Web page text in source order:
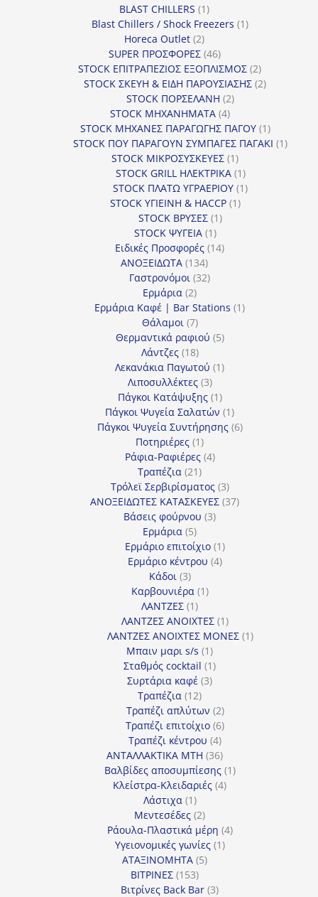
BLAST CHILLERS 11
προϊόν
Blast Chillers / Shock Freezers 11
Horeca Outlet 22
προϊόντα
SUPER ΠΡΟΣΦΟΡΕΣ 4646
προϊόντα
STOCK ΕΠΙΤΡΑΠΕΖΙΟΣ ΕΞΟΠΛΙΣΜΟΣ 22
προϊόντα
STOCK ΣΚΕΥΗ & ΕΙΔΗ ΠΑΡΟΥΣΙΑΣΗΣ 22
STOCK ΠΟΡΣΕΛΑΝΗ 22
STOCK ΜΗΧΑΝΗΜΑΤΑ 44
προϊόντα
STOCK ΜΗΧΑΝΕΣ ΠΑΡΑΓΩΓΗΣ ΠΑΓΟΥ 11
προϊόν
STOCK ΠΟΥ ΠΑΡΑΓΟΥΝ ΣΥΜΠΑΓΕΣ ΠΑΓΑΚΙ 11
STOCK ΜΙΚΡΟΣΥΣΚΕΥΕΣ 11
προϊόν
STOCK GRILL ΗΛΕΚΤΡΙΚΑ 11
προϊόν
STOCK ΠΛΑΤΩ ΥΓΡΑΕΡΙΟΥ 11
STOCK ΥΓΙΕΙΝΗ & HACCP 11
STOCK ΒΡΥΣΕΣ 11
STOCK ΨΥΓΕΙΑ 11
προϊόν
Ειδικές Προσφορές 1414
ΑΝΟΞΕΙΔΩΤΑ 134134
προϊόντα
Γαστρονόμοι 3232
Ερμάρια 22
προϊόντα
Ερμάρια Καφέ | Bar Stations 11
Θάλαμοι 77
προϊόντα
Θερμαντικά ραφιού 55
Λάντζες 1818
προϊόντα
Λεκανάκια Παγωτού 11
Λιποσυλλέκτες 33
προϊόντα
Πάγκοι Κατάψυξης 11
προϊόν
Πάγκοι Ψυγεία Σαλατών 11
προϊόν
Πάγκοι Ψυγεία Συντήρησης 66
Ποτηριέρες 11
προϊόν
Ράφια-Ραφιέρες 44
Τραπέζια 2121
προϊόντα
Τρόλεϊ Σερβιρίσματος 33
προϊόντα
ΑΝΟΞΕΙΔΩΤΕΣ ΚΑΤΑΣΚΕΥΕΣ 3737
Βάσεις φούρνου 33
Ερμάρια 55
προϊόντα
Ερμάριο επιτοίχιο 11
προϊόν
Ερμάριο κέντρου 44
Κάδοι 33
προϊόντα
Καρβουνιέρα 11
ΛΑΝΤΖΕΣ 11
προϊόν
ΛΑΝΤΖΕΣ ΑΝΟΙΧΤΕΣ 11
προϊόν
ΛΑΝΤΖΕΣ ΑΝΟΙΧΤΕΣ ΜΟΝΕΣ 11
Μπαιν μαρι s/s 11
προϊόν
Σταθμός cocktail 11
Συρτάρια καφέ 33
Τραπέζια 1212
προϊόντα
Τραπέζι απλύτων 22
προϊόντα
Τραπέζι επιτοίχιο 66
προϊόντα
Τραπέζι κέντρου 44
προϊόντα
ΑΝΤΑΛΛΑΚΤΙΚΑ MTH 3636
προϊόντα
Βαλβίδες αποσυμπίεσης 11
Κλείστρα-Κλειδαριές 44
Λάστιχα 11
προϊόν
Μεντεσέδες 22
προϊόντα
Ράουλα-Πλαστικά μέρη 44
Υγειονομικές γωνίες 11
ΑΤΑΞΙΝΟΜΗΤΑ 55
ΒΙΤΡΙΝΕΣ 153153
προϊόντα
Βιτρίνες Back Bar 33